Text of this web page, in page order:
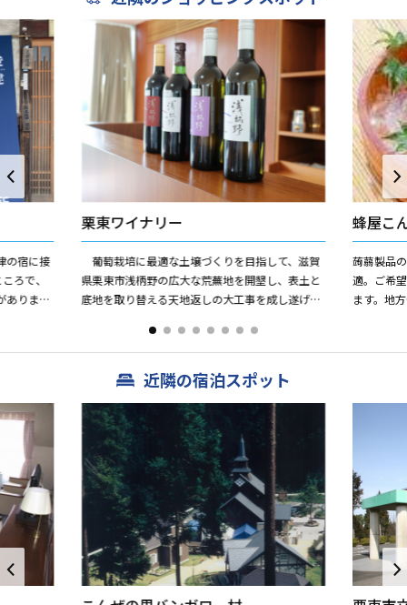
の宿に接
ろで、
ありまし
栗東ワイナリー
葡萄栽培に最適な土壌づくりを目指して、滋賀
県栗東市浅柄野の広大な荒蕪地を開墾し、表土と
底地を取り替える天地返しの大工事を成し遂げた
ワイナリーです。 昼...
蜂屋こ
蒟蒻製品
適。ご希
ます。地
近隣の宿泊スポット